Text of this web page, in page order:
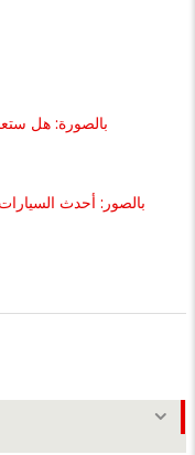
بالصورة: هل
بالصور: أحدث